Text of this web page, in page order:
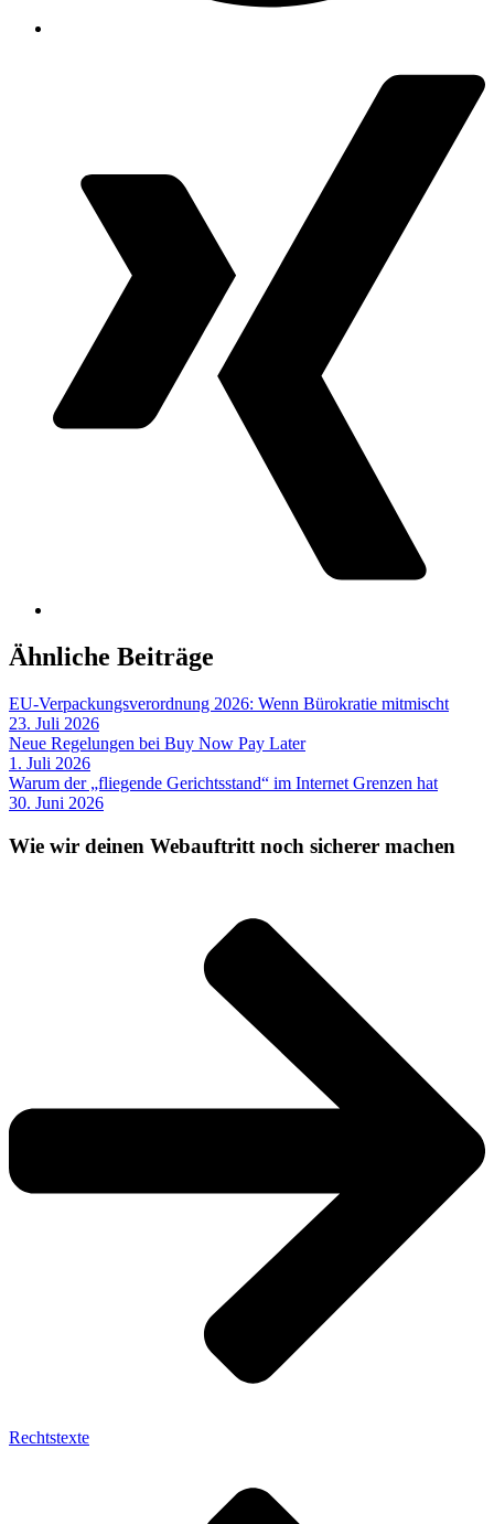
Ähnliche Beiträge
EU-Verpackungsverordnung 2026: Wenn Bürokratie mitmischt
23. Juli 2026
Neue Regelungen bei Buy Now Pay Later
1. Juli 2026
Warum der „fliegende Gerichtsstand“ im Internet Grenzen hat
30. Juni 2026
Wie wir deinen Webauftritt noch sicherer machen
Rechtstexte